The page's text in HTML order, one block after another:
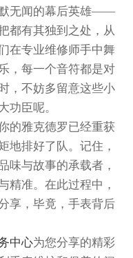
无闻的幕后英雄——
都有其独到之处，从
在专业维修师手中舞
，每一个音符都是对
，不妨多留意这些小
功臣呢。
雅克德罗已经重获
地排好了队。记住，
味与故事的承载者，
精准。在此过程中，
享，毕竟，手表背后
中心为您分享的精彩